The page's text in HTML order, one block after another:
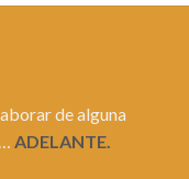
de alguna
ADELANTE.